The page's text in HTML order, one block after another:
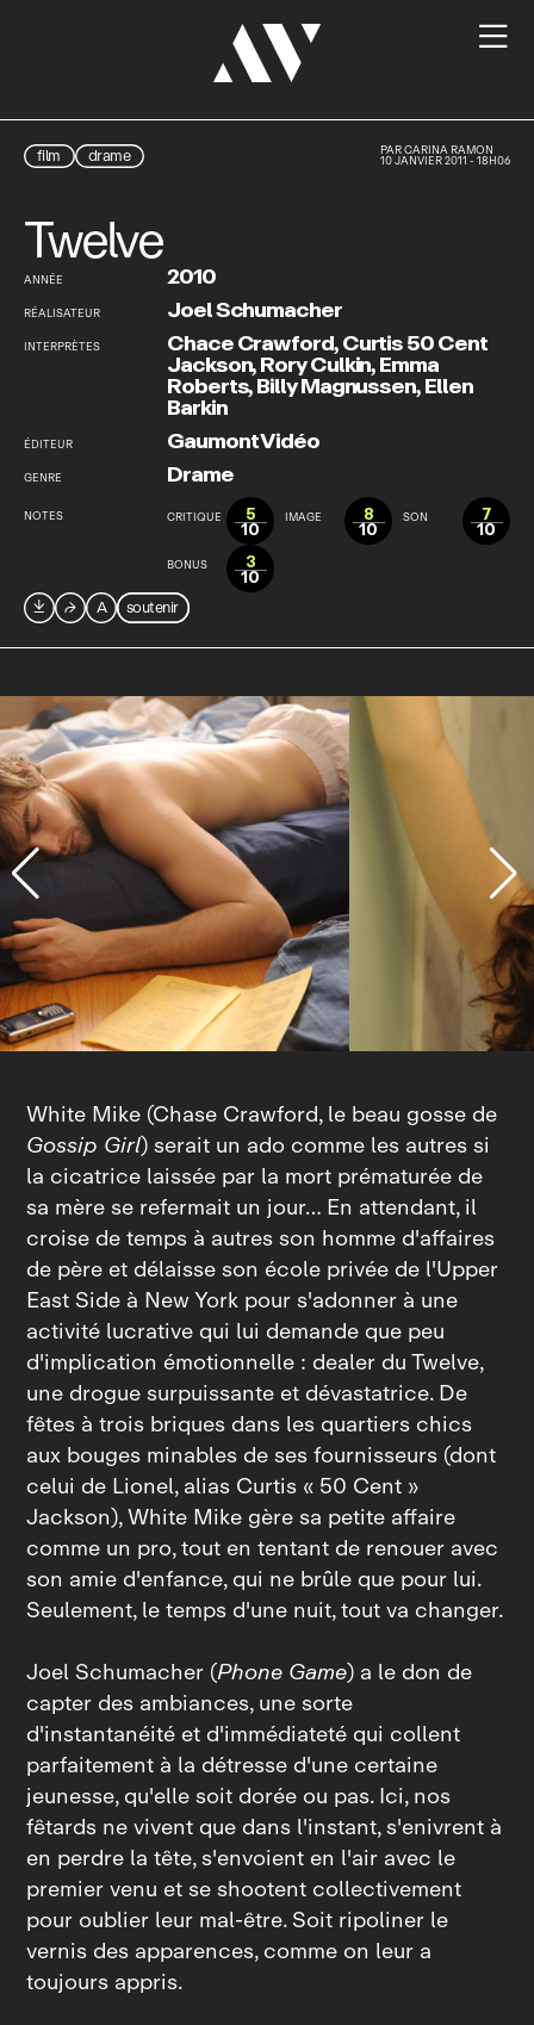

film drame PARCARINA RAMON
10 JANVIER 2011 - 18H06
Twelve
ANNÉE 2010
RÉALISATEUR Joel Schumacher
INTERPRÈTES Chace Crawford,Curtis 50 Cent
Jackson,Rory Culkin,Emma
Roberts,Billy Magnussen,Ellen
Barkin
ÉDITEUR Gaumont Vidéo
GENRE Drame
NOTES CRITIQUE 5
10
IMAGE 8
10
SON 7
10
BONUS 3
10

⮫ A soutenir
White Mike (Chase Crawford, le beau gosse de
Gossip Girl) serait un ado comme les autres si
la cicatrice laissée par la mort prématurée de
sa mère se refermait un jour… En attendant, il
croise de temps à autres son homme d'affaires
de père et délaisse son école privée de l'Upper
East Side à New York pour s'adonner à une
activité lucrative qui lui demande que peu
d'implication émotionnelle : dealer du Twelve,
une drogue surpuissante et dévastatrice. De
fêtes à trois briques dans les quartiers chics
aux bouges minables de ses fournisseurs (dont
celui de Lionel, alias Curtis « 50 Cent »
Jackson), White Mike gère sa petite affaire
comme un pro, tout en tentant de renouer avec
son amie d'enfance, qui ne brûle que pour lui.
Seulement, le temps d'une nuit, tout va changer.
Joel Schumacher (Phone Game) a le don de
capter des ambiances, une sorte
d'instantanéité et d'immédiateté qui collent
parfaitement à la détresse d'une certaine
jeunesse, qu'elle soit dorée ou pas. Ici, nos
fêtards ne vivent que dans l'instant, s'enivrent à
en perdre la tête, s'envoient en l'air avec le
premier venu et se shootent collectivement
pour oublier leur mal‑être. Soit ripoliner le
vernis des apparences, comme on leur a
toujours appris.